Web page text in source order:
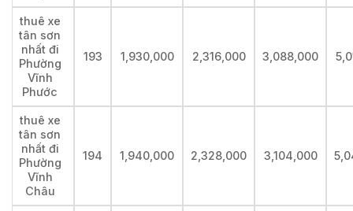
thuê xe
tân sơn
nhất đi
Phường
Vĩnh
Phước
193 1,930,000 2,316,000 3,088,000
thuê xe
tân sơn
nhất đi
Phường
Vĩnh
Châu
194 1,940,000 2,328,000 3,104,000